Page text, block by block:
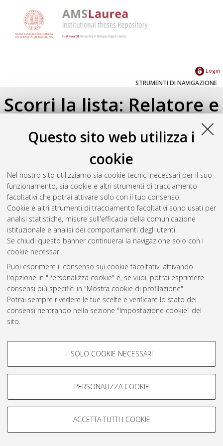
Questo sito web utilizza i
cookie
Nel nostro sito utilizziamo sia cookie tecnici necessari per il suo
funzionamento, sia cookie e altri strumenti di tracciamento
facoltativi che potrai attivare solo con il tuo consenso.
Cookie e altri strumenti di tracciamento facoltativi sono usati per
analisi statistiche, misure sull'efficacia della comunicazione
istituzionale e analisi dei comportamenti degli utenti.
Se chiudi questo banner continuerai la navigazione solo con i
cookie necessari.
Puoi esprimere il consenso sui cookie facoltativi attivando
l'opzione in "Personalizza cookie" e, se vuoi, potrai esprimere
consensi più specifici in "Mostra cookie di profilazione".
Potrai sempre rivedere le tue scelte e verificare lo stato dei
consensi rientrando nella sezione "Impostazione cookie" del
sito.
COOKIE DI PROFILAZIONE -
Si tratta di cookie utilizzati per analizzare le caratteristiche della
navigazione degli utenti, creare profili in base al loro comportamento
Mostra cookie di profilazione
COOKIE TECNICI - NECESSARI
SOLO COOKIE NECESSARI
PERSONALIZZA COOKIE
ACCETTA TUTTI I COOKIE
Login
STRUMENTI DI NAVIGAZIONE
Scorri la lista: Relatore e
Correlatore
Seleziona un valore dall'elenco sottostante.
2018(1)
2017(1)
Atom
Rss 1.0
AMS Laurea
Servizio implementato e gestito da AlmaDL
Condizioni d’uso del sito